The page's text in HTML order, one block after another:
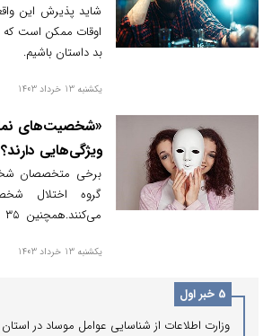
شاید پذیرش این
اوقات ممکن است که
بد داستان باشیم.
یکشنبه 13 خرداد 1403
«شخصیت‌های
ویژگی‌هایی دارند؟
برخی متخصصان
گروه اختلال
اضطراب نیز دست به
یکشنبه 13 خرداد 1403
5 خبر اول
وزارت اطلاعات از شناسایی عوامل موساد در